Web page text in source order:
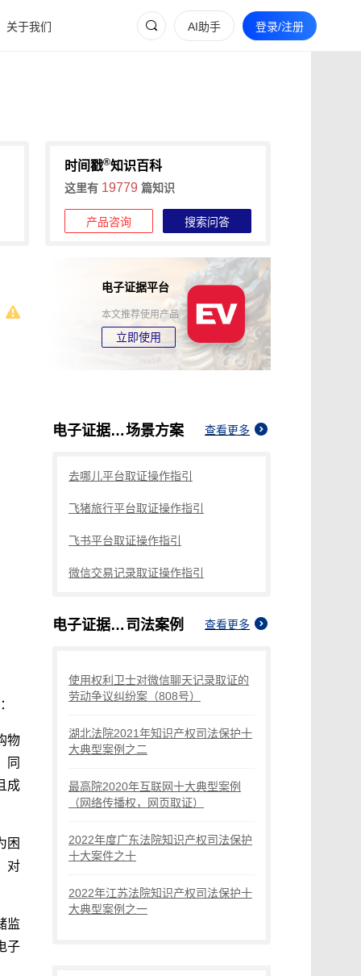
关于我们 AI助手 登录/注册
时间戳®知识百科
这里有 19779 篇知识
产品咨询 搜索问答
物
同
成
困
对
监
子
电子证据平台
本文推荐使用产品
立即使用
电子证据取证难场景方案 查看更多
去哪儿平台取证操作指引
飞猪旅行平台取证操作指引
飞书平台取证操作指引
微信交易记录取证操作指引
电子证据取证难 司法案例 查看更多
使用权利卫士对微信聊天记录取证的
劳动争议纠纷案（808号）
湖北法院2021年知识产权司法保护十
大典型案例之二
最高院2020年互联网十大典型案例
（网络传播权，网页取证）
2022年度广东法院知识产权司法保护
十大案件之十
2022年江苏法院知识产权司法保护十
大典型案例之一